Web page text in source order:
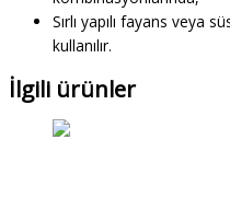
Sırlı yapılı fayans veya
kullanılır.
İlgili ürünler